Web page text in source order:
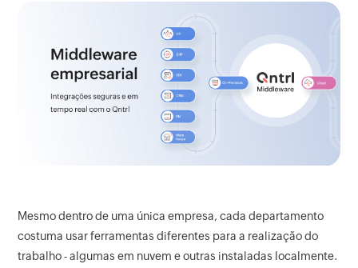
Mesmo dentro de uma única empresa, cada departamento
costuma usar ferramentas diferentes para a realização do
trabalho - algumas em nuvem e outras instaladas localmente.